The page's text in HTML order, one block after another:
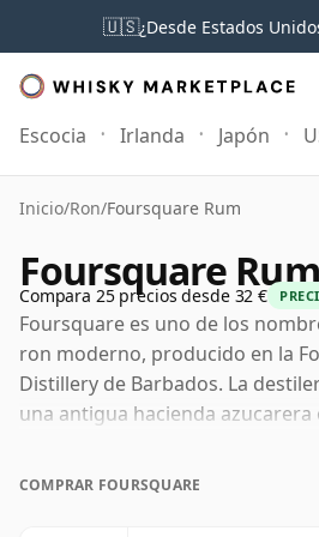
🇺🇸¿Desde Estados
Escocia Irlanda Japón
Inicio/Ron/Foursquare Rum
Foursquare Rum
Compara 25 precios desde 32 €
Foursquare es uno de los
ron moderno, producido en la
Distillery de Barbados. La
una antigua hacienda azucarera
aunando el profundo patrimonio
COMPRAR FOURSQUARE